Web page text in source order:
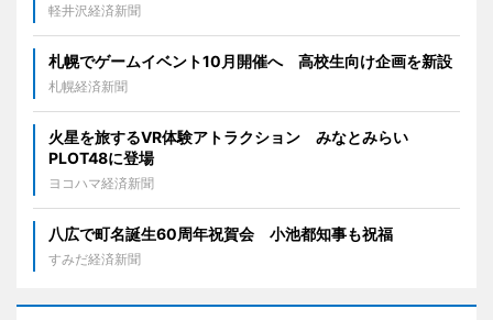
軽井沢経済新聞
札幌でゲームイベント10月開催へ 高校生向け企画を新設
札幌経済新聞
火星を旅するVR体験アトラクション みなとみらい
PLOT48に登場
ヨコハマ経済新聞
八広で町名誕生60周年祝賀会 小池都知事も祝福
すみだ経済新聞